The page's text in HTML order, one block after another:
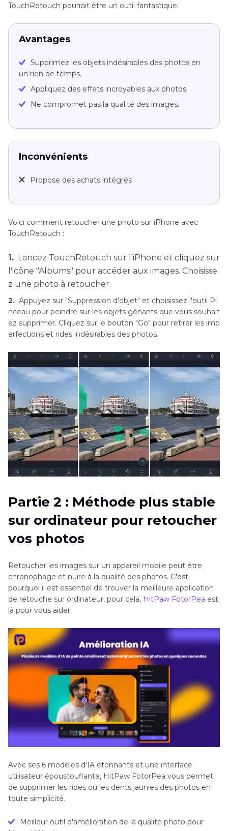
TouchRetouch pourrait être un outil fantastique.
Avantages
Supprimez les objets indésirables des photos en
un rien de temps.
Appliquez des effets incroyables aux photos.
Ne compromet pas la qualité des images.
Inconvénients
Propose des achats intégrés
Voici comment retoucher une photo sur iPhone avec
TouchRetouch :
1. Lancez TouchRetouch sur l'iPhone et cliquez sur
l'icône "Albums" pour accéder aux images. Choisisse
z une photo à retoucher.
2. Appuyez sur "Suppression d'objet" et choisissez l'outil Pi
nceau pour peindre sur les objets gênants que vous souhait
ez supprimer. Cliquez sur le bouton "Go" pour retirer les imp
erfections et rides indésirables des photos.
Partie 2 : Méthode plus stable
sur ordinateur pour retoucher
vos photos
Retoucher les images sur un appareil mobile peut être
chronophage et nuire à la qualité des photos. C'est
pourquoi il est essentiel de trouver la meilleure application
de retouche sur ordinateur, pour cela, HitPaw FotorPea est
là pour vous aider.
Avec ses 6 modèles d'IA étonnants et une interface
utilisateur époustouflante, HitPaw FotorPea vous permet
de supprimer les rides ou les dents jaunies des photos en
toute simplicité.
Meilleur outil d'amélioration de la qualité photo pour